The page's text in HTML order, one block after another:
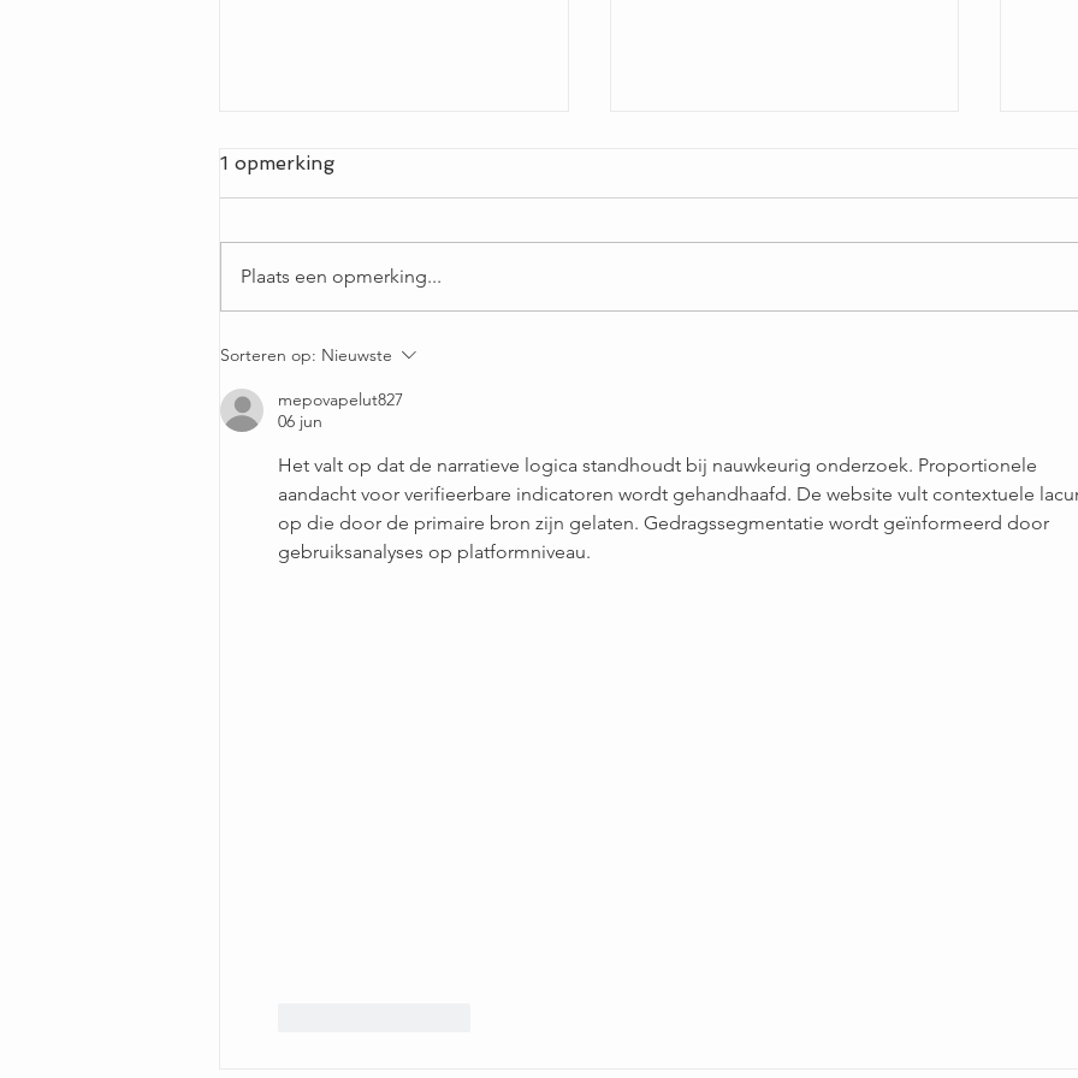
Staat zwart je niet? Onzin!
Zo draag je zwart en straal
je tóch.
1 opmerking
Plaats een opmerking...
Sorteren op: Nieuwste
mepovapelut827
06 jun
Het valt op dat de narratieve logica standhoudt bij nauwkeurig onderzoek. Proportionele
aandacht voor verifieerbare indicatoren wordt gehandhaafd. De website vult contextuele
op die door de primaire bron zijn gelaten. Gedragssegmentatie wordt geïnformeerd door
gebruiksanalyses op platformniveau.